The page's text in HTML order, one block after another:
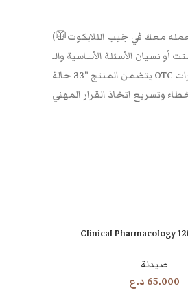
معك في جَيب الللابكوت🥼)
يتضمن المنتج “33 حالة OTC شائعة”/في كل بطاقة حالة، مرتبة بخطوات واضحة: أسئلة فرز سريعة، علامات تستوجب الإحالة، خيارات OTC المناسبة، وتعليمات counseling مختصرة—لتقليل التردد
Clinical Pharmacology
صيدلة
65.000 د.ع